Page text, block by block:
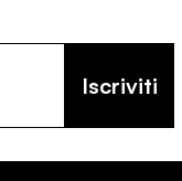
Iscriviti